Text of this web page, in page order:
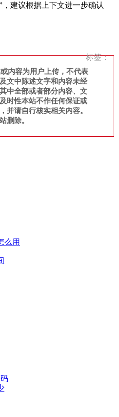
建议根据上下文进一步确认
标签：
内容为用户上传，不代表
文中陈述文字和内容未经
中全部或者部分内容、文
时性本站不作任何保证或
并请自行核实相关内容。
删除。
么用